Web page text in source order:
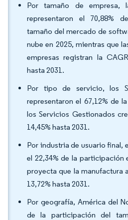
Por tamaño de empresa,
representaron el 70,88%
tamaño del mercado de
nube en 2025, mientras que
empresas registran la
hasta 2031.
Por tipo de servicio, los
representaron el 67,12% de
los Servicios Gestionados
14,45% hasta 2031.
Por industria de usuario final,
el 22,34% de la participación
proyecta que la manufactura
13,72% hasta 2031.
Por geografía, América del
de la participación del